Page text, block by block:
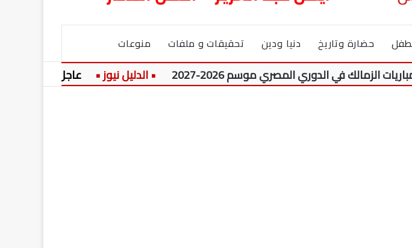
حضارة وتاريخ دنيا ودين تحقيقات و ملفات منوعات
في الدوري المصري موسم 2026-2027 عاجل: